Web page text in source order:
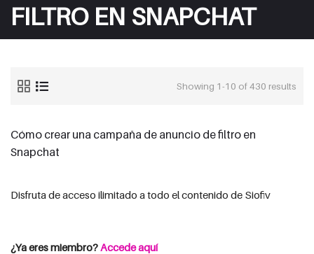
FILTRO EN SNAPCHAT
Showing 1-10 of 430 results
Cómo crear una campaña de anuncio de filtro en
Snapchat
Disfruta de acceso ilimitado a todo el contenido de Siofiv
¿Ya eres miembro?Accede aquí